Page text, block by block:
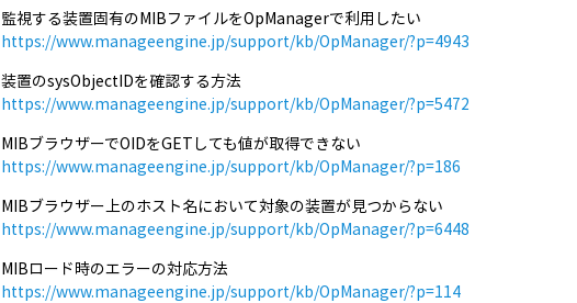
監視する装置固有のMIBファイルをOpManagerで利用したい
https://www.manageengine.jp/support/kb/OpManager/?p=4943
装置のsysObjectIDを確認する方法
https://www.manageengine.jp/support/kb/OpManager/?p=5472
MIBブラウザーでOIDをGETしても値が取得できない
https://www.manageengine.jp/support/kb/OpManager/?p=186
MIBブラウザー上のホスト名において対象の装置が見つからない
https://www.manageengine.jp/support/kb/OpManager/?p=6448
MIBロード時のエラーの対応方法
https://www.manageengine.jp/support/kb/OpManager/?p=114